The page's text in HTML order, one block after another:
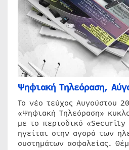
Ψηφιακή Τηλεόραση,
Το νέο τεύχος Αυγούστου
«Ψηφιακή Τηλεόραση»
με το περιοδικό
ηγείται στην αγορά των
συστημάτων ασφαλείας.